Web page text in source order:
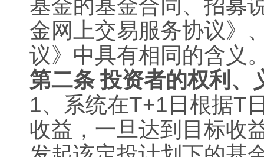
基金的基金合同、招募
金网上交易服务协议》
议》中具有相同的含义
第二条 投资者的权利、
1、系统在T+1 日根据T
收益，一旦达到目标收